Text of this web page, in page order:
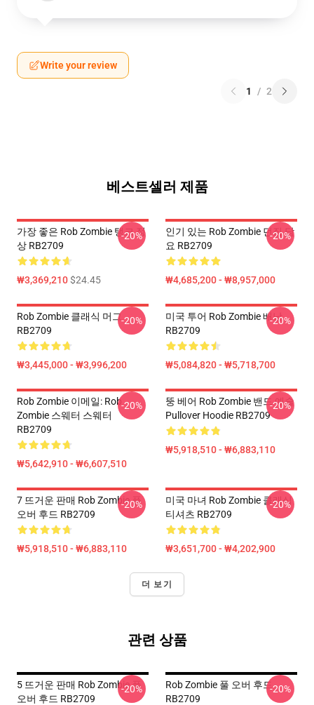
Write your review
1 / 2
베스트셀러 제품
가장 좋은 Rob Zombie 탱크 정
상 RB2709
₩3,369,210$24.45
-20%
인기 있는 Rob Zombie 던짐 담
요 RB2709
₩4,685,200 - ₩8,957,000
-20%
Rob Zombie 클래식 머그
RB2709
₩3,445,000 - ₩3,996,200
-20%
미국 투어 Rob Zombie 배낭
RB2709
₩5,084,820 - ₩5,718,700
-20%
Rob Zombie 이메일: Rob
Zombie 스웨터 스웨터
RB2709
₩5,642,910 - ₩6,607,510
-20%
뚱 베어 Rob Zombie 밴드 예술
Pullover Hoodie RB2709
₩5,918,510 - ₩6,883,110
-20%
7 뜨거운 판매 Rob Zombie 풀
오버 후드 RB2709
₩5,918,510 - ₩6,883,110
-20%
미국 마녀 Rob Zombie 클래식
티셔츠 RB2709
₩3,651,700 - ₩4,202,900
-20%
더 보기
관련 상품
5 뜨거운 판매 Rob Zombie 풀
오버 후드 RB2709
-20%
Rob Zombie 풀 오버 후드
RB2709
-20%